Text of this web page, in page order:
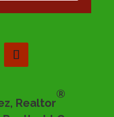
Realtor
®